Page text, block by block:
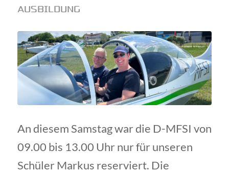
AUSBILDUNG
An diesem Samstag war die D-MFSI von
09.00 bis 13.00 Uhr nur für unseren
Schüler Markus reserviert. Die